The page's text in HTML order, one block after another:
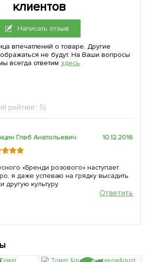
клиентов
Написать отзыв
впечатлений о товаре. Другие
не будут. На Ваши вопросы
всегда ответим здесь
рейтинг: 5)
Глеб Анатольевич 10.12.2016
«Бренди розового» наступает
я даже успеваю на грядку высадить
другую культуру.
Ответить